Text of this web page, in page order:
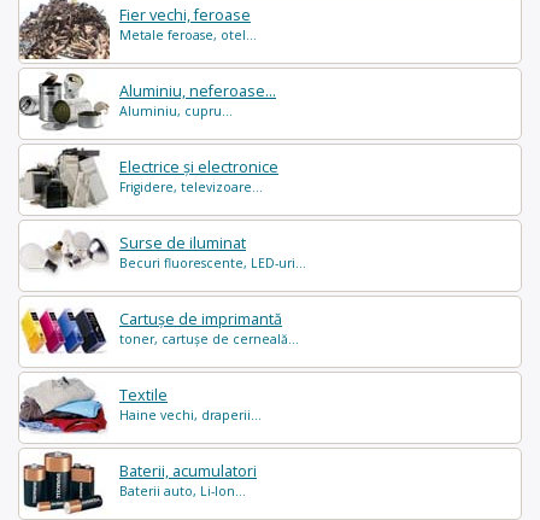
Fier vechi, feroase
Metale feroase, otel...
Aluminiu, neferoase...
Aluminiu, cupru...
Electrice și electronice
Frigidere, televizoare...
Surse de iluminat
Becuri fluorescente, LED-uri...
Cartușe de imprimantă
toner, cartușe de cerneală...
Textile
Haine vechi, draperii...
Baterii, acumulatori
Baterii auto, Li-Ion...